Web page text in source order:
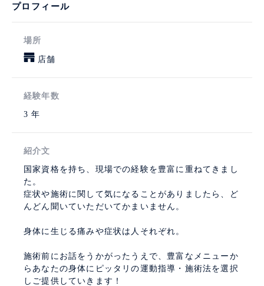
プロフィール
場所
店舗
経験年数
3 年
紹介文
国家資格を持ち、現場での経験を豊富に重ねてきまし
た。
症状や施術に関して気になることがありましたら、ど
んどん聞いていただいてかまいません。
身体に生じる痛みや症状は人それぞれ。
施術前にお話をうかがったうえで、豊富なメニューか
らあなたの身体にピッタリの運動指導・施術法を選択
しご提供していきます！